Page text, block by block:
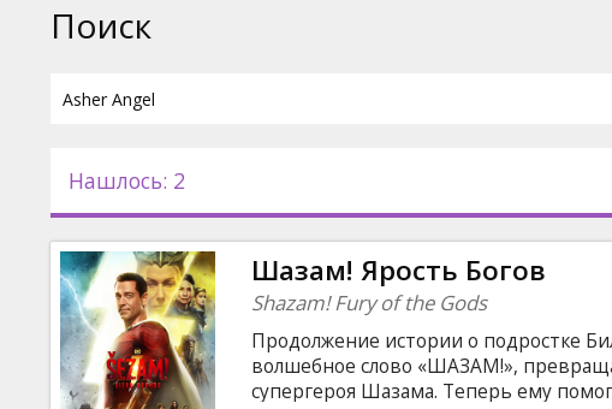
Новости
Подарки
Кинозакуски
Поиск
Нашлось: 2
Шазам! Ярость Богов
Shazam! Fury of the Gods
Продолжение истории о подростке
волшебное слово «ШАЗАМ!»,
супергероя Шазама. Теперь ему